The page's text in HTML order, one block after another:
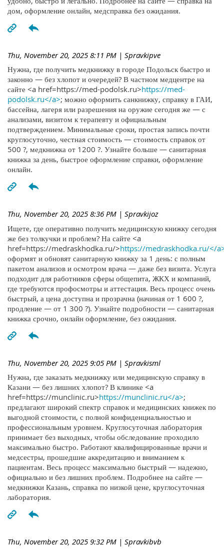
дом, оформление онлайн, медсправка без ожидания.
Thu, November 20, 2025 8:11 PM | Spravkipve
Нужна, где получить медкнижку в городе Подольск быстро и
законно — без хлопот и очередей? В частном медцентре на
сайте <a href=https://med-podolsk.ru>https://med-
podolsk.ru</a>; можно оформить санкнижку, справку в ГАИ,
бассейна, лагеря или разрешения на оружие сегодня же — с
анализами, визитом к терапевту и официальным
подтверждением. Минимальные сроки, простая запись почти
круглосуточно, честная стоимость — стоимость справок от
500 ?, медкнижка от 1200 ?. Узнайте больше — санитарная
книжка за день, быстрое оформление справки, оформление
онлайн.
Thu, November 20, 2025 8:36 PM | Spravkijoz
Ищете, где оперативно получить медицинскую книжку сегодня
же без толкучки и проблем? На сайте <a
href=https://medraskhodka.ru/>https://medraskhodka.ru/</
оформят и обновят санитарную книжку за 1 день: с полным
пакетом анализов и осмотром врача — даже без визита. Услуга
подходит для работников сферы общепита, ЖКХ и компаний,
где требуются профосмотры и аттестация. Весь процесс очень
быстрый, а цена доступна и прозрачна (начиная от 1 600 ?,
продление — от 1 300 ?). Узнайте подробности — санитарная
книжка срочно, онлайн оформление, без ожидания.
Thu, November 20, 2025 9:05 PM | Spravkisml
Нужна, где заказать медкнижку или медицинскую справку в
Казани — без лишних хлопот? В клинике <a
href=https://munclinic.ru>https://munclinic.ru</a>;
предлагают широкий спектр справок и медицинских книжек по
выгодной стоимости, с полной конфиденциальностью и
профессиональным уровнем. Круглосуточная лаборатория
принимает без выходных, чтобы обследование проходило
максимально быстро. Работают квалифицированные врачи и
медсестры, прошедшие аккредитацию и вниманием к
пациентам. Весь процесс максимально быстрый — надежно,
официально и без лишних проблем. Подробнее на сайте —
медкнижки Казань, справка по низкой цене, круглосуточная
лаборатория.
Thu, November 20, 2025 9:32 PM | Spravkibvb